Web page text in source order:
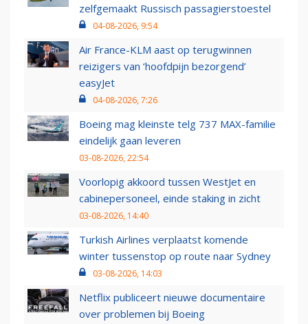
zelfgemaakt Russisch passagierstoestel
04-08-2026, 9:54
Air France-KLM aast op terugwinnen
reizigers van ‘hoofdpijn bezorgend’
easyJet
04-08-2026, 7:26
Boeing mag kleinste telg 737 MAX-familie
eindelijk gaan leveren
03-08-2026, 22:54
Voorlopig akkoord tussen WestJet en
cabinepersoneel, einde staking in zicht
03-08-2026, 14:40
Turkish Airlines verplaatst komende
winter tussenstop op route naar Sydney
03-08-2026, 14:03
Netflix publiceert nieuwe documentaire
over problemen bij Boeing